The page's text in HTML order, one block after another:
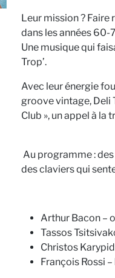
Leur mission ?
dans les années 60-
Une musique qui
Trop’.
Avec leur énergie
groove vintage, Deli
Club », un appel à la
Au programme :
des claviers qui
Arthur Bacon –
Tassos
Christos
François Rossi